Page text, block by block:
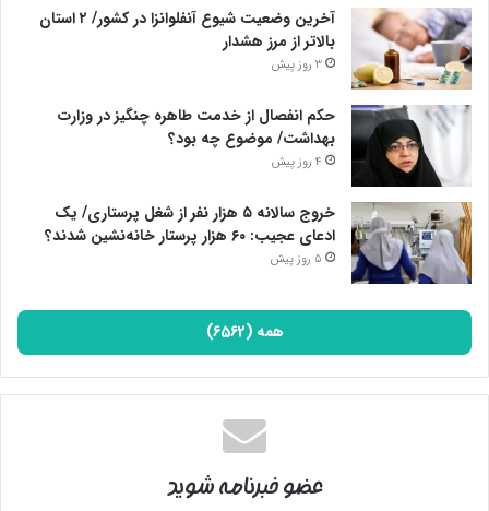
آخرین وضعیت شیوع آنفلوانزا در کشور/ ۲ استان
بالاتر از مرز هشدار
3 روز پیش
حکم انفصال از خدمت طاهره چنگیز در وزارت
بهداشت/ موضوع چه بود؟
4 روز پیش
خروج سالانه ۵ هزار نفر از شغل پرستاری/ یک
ادعای عجیب: ۶۰ هزار پرستار خانه‌نشین شدند؟
5 روز پیش
همه (6562)
عضو خبرنامه شوید